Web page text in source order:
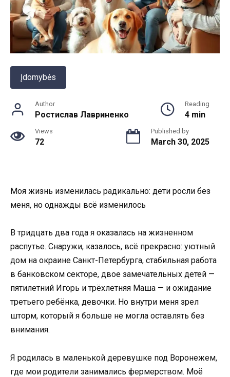
Įdomybės
Author
Ростислав Лавриненко
Reading
4 min
Views
72
Published by
March 30, 2025
Моя жизнь изменилась радикально: дети росли без
меня, но однажды всё изменилось
В тридцать два года я оказалась на жизненном
распутье. Снаружи, казалось, всё прекрасно: уютный
дом на окраине Санкт-Петербурга, стабильная работа
в банковском секторе, двое замечательных детей —
пятилетний Игорь и трёхлетняя Маша — и ожидание
третьего ребёнка, девочки. Но внутри меня зрел
шторм, который я больше не могла оставлять без
внимания.
Я родилась в маленькой деревушке под Воронежем,
где мои родители занимались фермерством. Моё